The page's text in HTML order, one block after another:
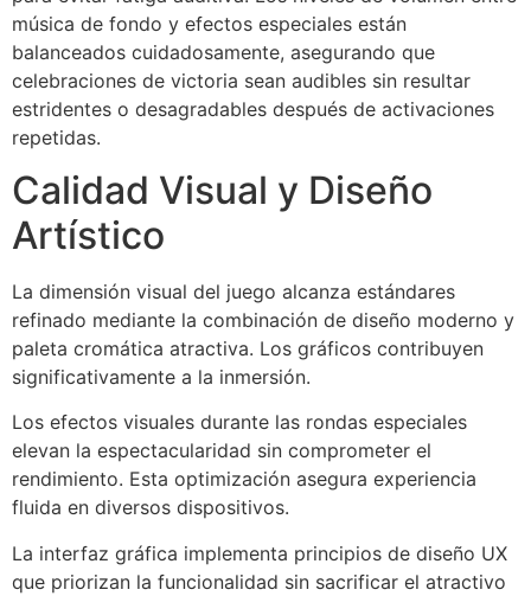
música de fondo y efectos especiales están
balanceados cuidadosamente, asegurando que
celebraciones de victoria sean audibles sin resultar
estridentes o desagradables después de activaciones
repetidas.
Calidad Visual y Diseño
Artístico
La dimensión visual del juego alcanza estándares
refinado mediante la combinación de diseño moderno y
paleta cromática atractiva. Los gráficos contribuyen
significativamente a la inmersión.
Los efectos visuales durante las rondas especiales
elevan la espectacularidad sin comprometer el
rendimiento. Esta optimización asegura experiencia
fluida en diversos dispositivos.
La interfaz gráfica implementa principios de diseño UX
que priorizan la funcionalidad sin sacrificar el atractivo